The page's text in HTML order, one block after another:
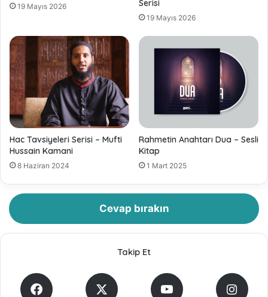
19 Mayıs 2026
Serisi
19 Mayıs 2026
Hac Tavsiyeleri Serisi – Mufti
Hussain Kamani
8 Haziran 2024
Rahmetin Anahtarı Dua – Sesli
Kitap
1 Mart 2025
Cevap bırakın
Takip Et